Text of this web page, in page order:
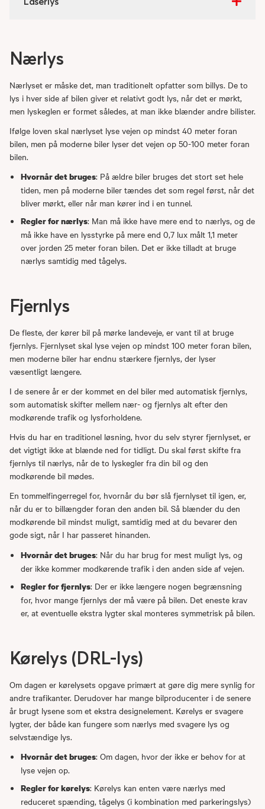
Nærlys
Nærlyset er måske det, man traditionelt opfatter som billys. De to
lys i hver side af bilen giver et relativt godt lys, når det er mørkt,
men lyskeglen er formet således, at man ikke blænder andre bilister.
Ifølge loven skal nærlyset lyse vejen op mindst 40 meter foran
bilen, men på moderne biler lyser det vejen op 50-100 meter foran
bilen.
Hvornår det bruges: På ældre biler bruges det stort set hele
tiden, men på moderne biler tændes det som regel først, når det
bliver mørkt, eller når man kører ind i en tunnel.
Regler for nærlys: Man må ikke have mere end to nærlys, og de
må ikke have en lysstyrke på mere end 0,7 lux målt 1,1 meter
over jorden 25 meter foran bilen. Det er ikke tilladt at bruge
nærlys samtidig med tågelys.
Fjernlys
De fleste, der kører bil på mørke landeveje, er vant til at bruge
fjernlys. Fjernlyset skal lyse vejen op mindst 100 meter foran bilen,
men moderne biler har endnu stærkere fjernlys, der lyser
væsentligt længere.
I de senere år er der kommet en del biler med automatisk fjernlys,
som automatisk skifter mellem nær- og fjernlys alt efter den
modkørende trafik og lysforholdene.
Hvis du har en traditionel løsning, hvor du selv styrer fjernlyset, er
det vigtigt ikke at blænde ned for tidligt. Du skal først skifte fra
fjernlys til nærlys, når de to lyskegler fra din bil og den
modkørende bil mødes.
En tommelfingerregel for, hvornår du bør slå fjernlyset til igen, er,
når du er to billængder foran den anden bil. Så blænder du den
modkørende bil mindst muligt, samtidig med at du bevarer den
gode sigt, når I har passeret hinanden.
Hvornår det bruges: Når du har brug for mest muligt lys, og
der ikke kommer modkørende trafik i den anden side af vejen.
Regler for fjernlys: Der er ikke længere nogen begrænsning
for, hvor mange fjernlys der må være på bilen. Det eneste krav
er, at eventuelle ekstra lygter skal monteres symmetrisk på bilen.
Kørelys (DRL-lys)
Om dagen er kørelysets opgave primært at gøre dig mere synlig for
andre trafikanter. Derudover har mange bilproducenter i de senere
år brugt lysene som et ekstra designelement. Kørelys er svagere
lygter, der både kan fungere som nærlys med svagere lys og
selvstændige lys.
Hvornår det bruges: Om dagen, hvor der ikke er behov for at
lyse vejen op.
Regler for kørelys: Kørelys kan enten være nærlys med
reduceret spænding, tågelys (i kombination med parkeringslys)